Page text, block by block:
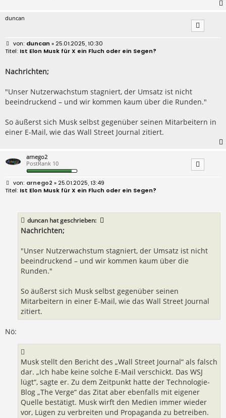
duncan
B
e
r
a
duncan » 25.01.2025, 10:30
Ist Elon Musk für X ein Fluch oder ein Segen?
Nachrichten;
"Unser Nutzerwachstum stagniert, der Umsatz ist nicht
beeindruckend – und wir kommen kaum über die Runden."
So äußerst sich Musk selbst gegenüber seinen Mitarbeitern in
einer E-Mail, wie das Wall Street Journal zitiert.
arnego2
PostRank 10
B
e
arnego2 » 25.01.2025, 13:49
Ist Elon Musk für X ein Fluch oder ein Segen?
duncan hat geschrieben:
Nachrichten;
"Unser Nutzerwachstum stagniert, der Umsatz ist nicht
beeindruckend – und wir kommen kaum über die
Runden."
So äußerst sich Musk selbst gegenüber seinen
Mitarbeitern in einer E-Mail, wie das Wall Street Journal
zitiert.
Nö:
Musk stellt den Bericht des „Wall Street Journal“ als falsch
dar. „Ich habe keine solche E-Mail verschickt. Das WSJ
lügt“, sagte er. Zu dem Zeitpunkt hatte der Technologie-
Blog „The Verge“ das Zitat aber ebenfalls mit eigener
Quelle bestätigt. Musk wirft den Medien immer wieder
vor, Lügen zu verbreiten und Propaganda zu betreiben.